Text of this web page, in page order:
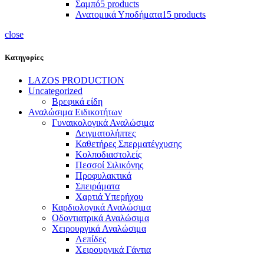
Σαμπό5 products
Ανατομικά Υποδήματα15 products
close
Κατηγορίες
LAZOS PRODUCTION
Uncategorized
Βρεφικά είδη
Αναλώσιμα Ειδικοτήτων
Γυναικολογικά Αναλώσιμα
Δειγματολήπτες
Καθετήρες Σπερματέγχυσης
Κολποδιαστολείς
Πεσσοί Σιλικόνης
Προφυλακτικά
Σπειράματα
Χαρτιά Υπερήχου
Καρδιολογικά Αναλώσιμα
Οδοντιατρικά Αναλώσιμα
Χειρουργικά Αναλώσιμα
Λεπίδες
Χειρουργικά Γάντια